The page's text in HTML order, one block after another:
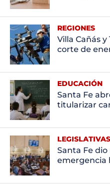
REGIONES
Villa Cañás
corte de
EDUCACIÓN
Santa Fe
titularizar
LEGISLATIVAS
Santa Fe
emergencia